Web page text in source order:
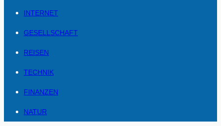
INTERNET
GESELLSCHAFT
REISEN
TECHNIK
FINANZEN
NATUR